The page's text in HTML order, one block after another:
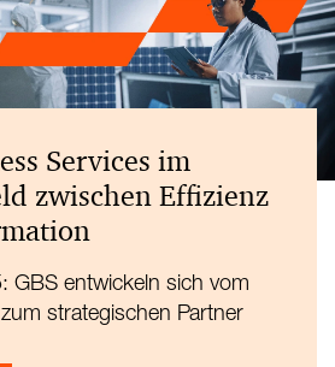
Services im
zwischen Effizienz
GBS entwickeln sich vom
strategischen Partner